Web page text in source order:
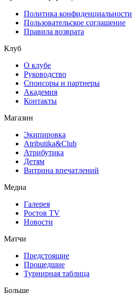
Политика конфиденциальности
Пользовательское соглашение
Правила возврата
Клуб
О клубе
Руководство
Спонсоры и партнеры
Академия
Контакты
Магазин
Экипировка
Atributika&Club
Атрибутика
Детям
Витрина впечатлений
Медиа
Галерея
Ростов TV
Новости
Матчи
Предстоящие
Прошедшие
Турнирная таблица
Больше